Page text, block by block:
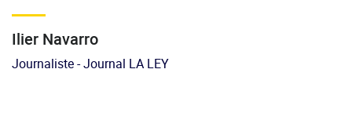
Ilier Navarro
Journaliste - Journal LA LEY